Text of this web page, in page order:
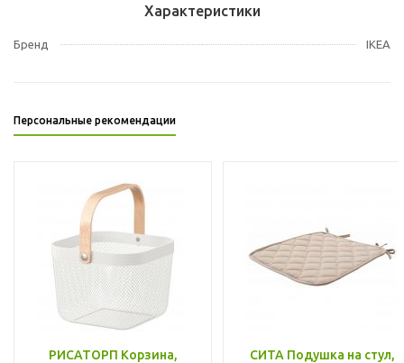
Характеристики
Бренд IKEA
Персональные рекомендации
РИСАТОРП Корзина,
СИТА Подушка на стул,